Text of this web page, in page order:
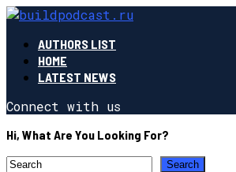
AUTHORS LIST
HOME
LATEST NEWS
Connect with us
Hi, What Are You Looking For?